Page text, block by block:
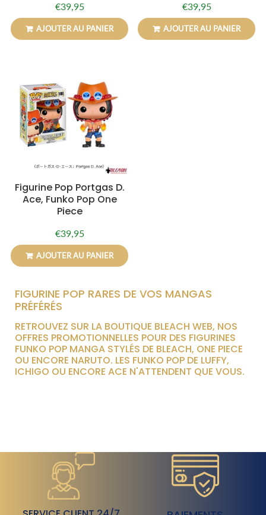
Prix
régulier
€39,95€39,95
AJOUTER AU PANIER
Prix
régulier
€39,95€39,95
AJOUTER AU PANIER
Figurine Pop Portgas D.
Ace, Funko Pop One
Piece
Prix
régulier
€39,95€39,95
AJOUTER AU PANIER
FIGURINE POP RARES DE VOS MANGAS
PRÉFÉRÉS
RETROUVEZ SUR LA BOUTIQUE BLEACH WEB, NOS
OFFRES PROMOTIONNELLES POUR DES FIGURINES
FUNKO POP MANGA STYLÉS DE BLEACH, ONE PIECE
OU ENCORE NARUTO. LES FUNKO POP DE LUFFY,
ICHIGO OU ENCORE ACE N'ATTENDENT QUE VOUS.